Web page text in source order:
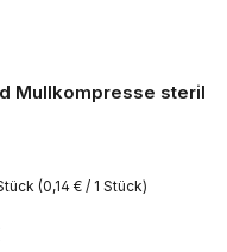
Mullkompresse steril
(0,14 € / 1 Stück)
Preis: